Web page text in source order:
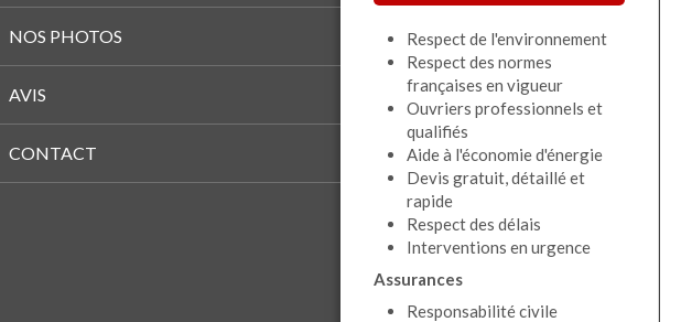
NOS PHOTOS
AVIS
CONTACT
Respect de l'environnement
Respect des normes
françaises en vigueur
Ouvriers professionnels et
qualifiés
Aide à l'économie d'énergie
Devis gratuit, détaillé et
rapide
Respect des délais
Interventions en urgence
Assurances
Responsabilité civile